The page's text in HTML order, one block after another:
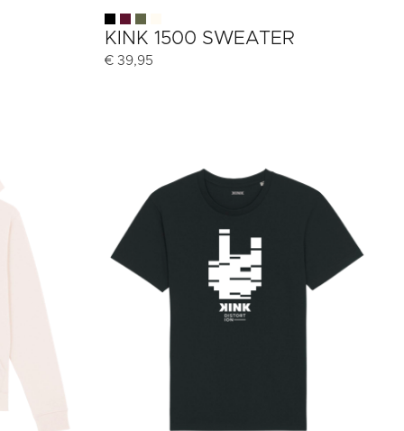
KINK 1500 SWEATER
€39,95